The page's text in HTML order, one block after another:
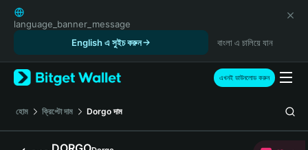
English
日本語
Русский
Español (Latinoamérica)
Türkçe
Italiano
language_banner_message
English এ সুইচ করুন
বাংলা এ চালিয়ে যান
এখনই ডাউনলোড করুন
হোম ক্রিপ্টো দাম Dorgo দাম